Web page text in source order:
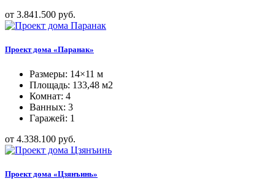
от 3.841.500 руб.
Проект дома «Паранак»
Размеры: 14×11 м
Площадь: 133,48 м2
Комнат: 4
Ванных: 3
Гаражей: 1
от 4.338.100 руб.
Проект дома «Цзянъинь»